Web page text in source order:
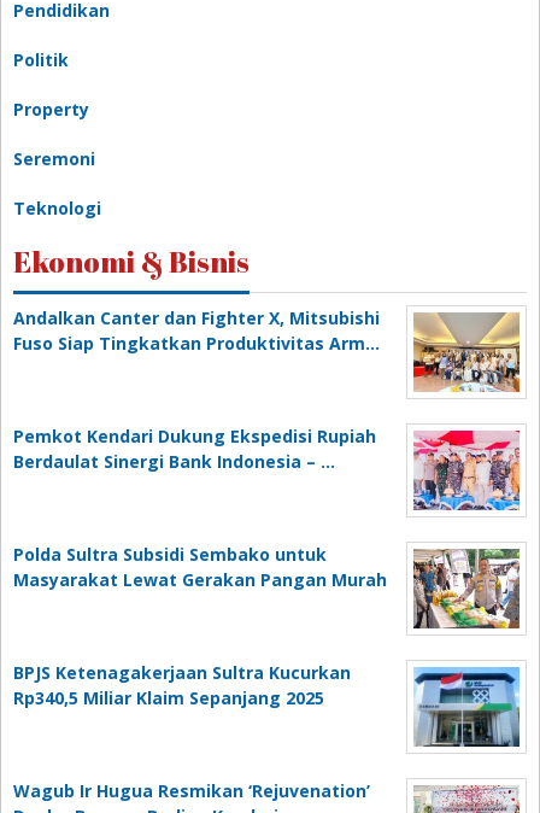
Pendidikan
Politik
Property
Seremoni
Teknologi
Ekonomi & Bisnis
Andalkan Canter dan Fighter X, Mitsubishi
Fuso Siap Tingkatkan Produktivitas Arm…
Pemkot Kendari Dukung Ekspedisi Rupiah
Berdaulat Sinergi Bank Indonesia – …
Polda Sultra Subsidi Sembako untuk
Masyarakat Lewat Gerakan Pangan Murah
BPJS Ketenagakerjaan Sultra Kucurkan
Rp340,5 Miliar Klaim Sepanjang 2025
Wagub Ir Hugua Resmikan ‘Rejuvenation’